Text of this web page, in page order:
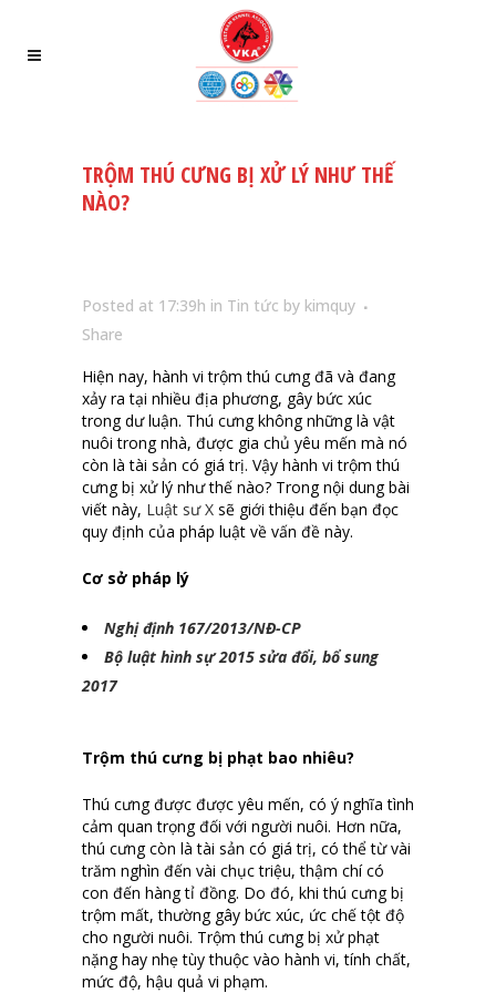
TRỘM THÚ CƯNG BỊ XỬ LÝ NHƯ THẾ
NÀO?
Posted at 17:39h in Tin tức by kimquy
Share
Hiện nay, hành vi trộm thú cưng đã và đang
xảy ra tại nhiều địa phương, gây bức xúc
trong dư luận. Thú cưng không những là vật
nuôi trong nhà, được gia chủ yêu mến mà nó
còn là tài sản có giá trị. Vậy hành vi trộm thú
cưng bị xử lý như thế nào? Trong nội dung bài
viết này, Luật sư X sẽ giới thiệu đến bạn đọc
quy định của pháp luật về vấn đề này.
Cơ sở pháp lý
Nghị định 167/2013/NĐ-CP
Bộ luật hình sự 2015 sửa đổi, bổ sung
2017
Trộm thú cưng bị phạt bao nhiêu?
Thú cưng được được yêu mến, có ý nghĩa tình
cảm quan trọng đối với người nuôi. Hơn nữa,
thú cưng còn là tài sản có giá trị, có thể từ vài
trăm nghìn đến vài chục triệu, thậm chí có
con đến hàng tỉ đồng. Do đó, khi thú cưng bị
trộm mất, thường gây bức xúc, ức chế tột độ
cho người nuôi. Trộm thú cưng bị xử phạt
nặng hay nhẹ tùy thuộc vào hành vi, tính chất,
mức độ, hậu quả vi phạm.